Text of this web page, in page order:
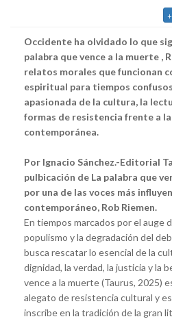
Occidente ha olvidado lo que
palabra que vence a la muerte ,
relatos morales que funcionan
espiritual para tiempos
apasionada de la cultura, la
formas de resistencia frente a
contemporánea.
Por Ignacio Sánchez.-Editorial
pulbicación de La palabra que
por una de las voces más
contemporáneo, Rob Riemen.
En tiempos marcados por el auge
populismo y la degradación del
busca rescatar lo esencial de la
dignidad, la verdad, la justicia y la
vence a la muerte (Taurus, 2025)
alegato de resistencia cultural y
inscribe en la tradición de la gran